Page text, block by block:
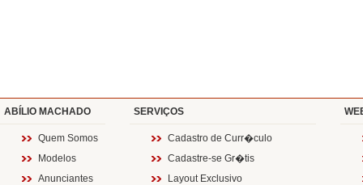
ABÍLIO MACHADO
Quem Somos
Modelos
Anunciantes
SERVIÇOS
Cadastro de Curr�culo
Cadastre-se Gr�tis
Layout Exclusivo